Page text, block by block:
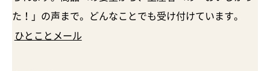
た！」の声まで。どんなことでも受け付けています。
ひとことメール